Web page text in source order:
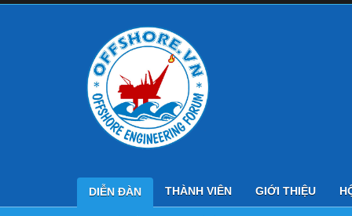
DIỄN ĐÀN THÀNH VIÊN GIỚI THIỆU